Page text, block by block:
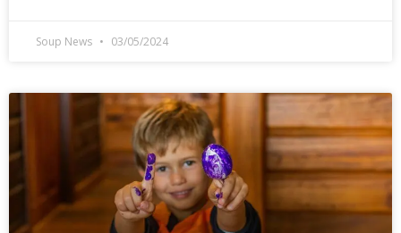
Soup News 03/05/2024